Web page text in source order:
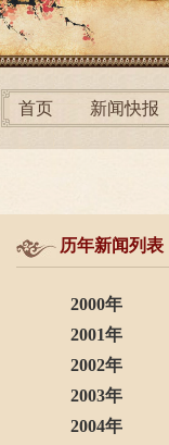
首页 新闻快报
历年新闻列表
2000年
2001年
2002年
2003年
2004年